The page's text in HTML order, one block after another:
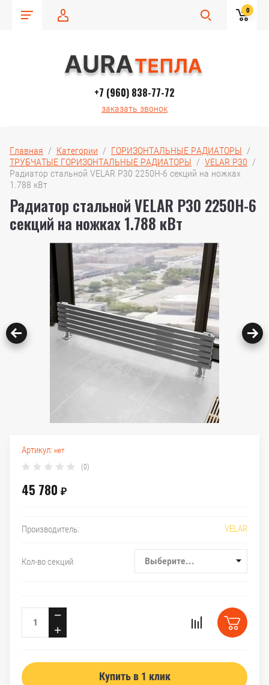
0
+7 (960) 838-77-72
заказать звонок
Главная
  /
Категории
  /
ГОРИЗОНТАЛЬНЫЕ РАДИАТОРЫ
ТРУБЧАТЫЕ ГОРИЗОНТАЛЬНЫЕ РАДИАТОРЫ
  /
VELAR P30
  /
Радиатор стальной VELAR P30 2250H-6 секций на ножках
1.788 кВт
Радиатор стальной VELAR P30 2250H-6
секций на ножках 1.788 кВт
Артикул: нет
(0)
45 780 ₽
Производитель: VELAR
Кол-во секций Выберите...
−
+
Купить в 1 клик